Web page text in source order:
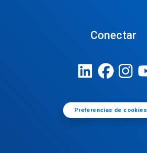
Conectar
Preferencias de cookies